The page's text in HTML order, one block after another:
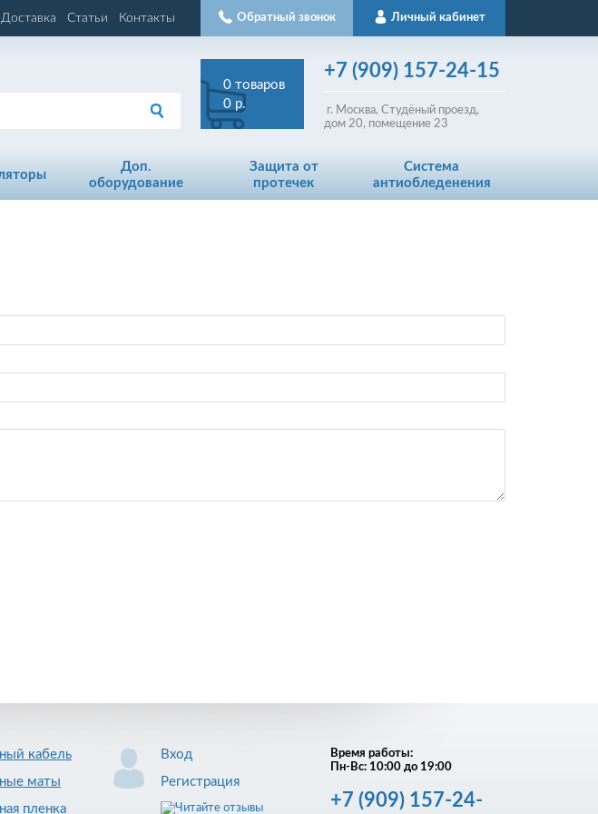
Статьи Контакты Личный кабинет
Обратный звонок
+7 (909) 157-24-15
г. Москва, Студёный проезд,
дом 20, помещение 23
0 товаров
0 р.
Доп.
оборудование
Защита от
протечек
Система
антиобледенения
кабель
маты
пленка
Вход
Регистрация
Время работы:
Пн-Вс: 10:00 до 19:00
+7 (909) 157-24-